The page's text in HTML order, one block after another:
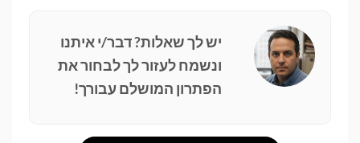
יש לך שאלות? דבר/י איתנו
ונשמח לעזור לך לבחור את
הפתרון המושלם עבורך!